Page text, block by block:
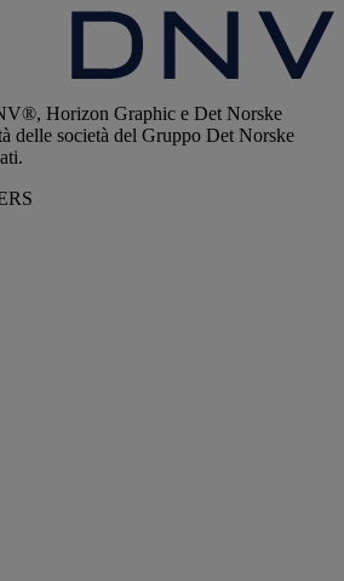
Horizon Graphic e Det Norske
delle società del Gruppo Det Norske